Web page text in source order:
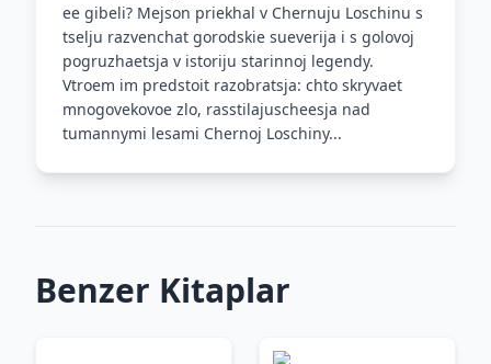
ee gibeli? Mejson priekhal v Chernuju Loschinu s
tselju razvenchat gorodskie sueverija i s golovoj
pogruzhaetsja v istoriju starinnoj legendy.
Vtroem im predstoit razobratsja: chto skryvaet
mnogovekovoe zlo, rasstilajuscheesja nad
tumannymi lesami Chernoj Loschiny...
Benzer Kitaplar